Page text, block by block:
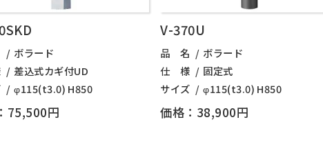
ボラード
差込式カギ付UD
φ115(t3.0) H850
75,500円
V-370U
品 名
ボラード
仕 様
固定式
サイズ
φ115(t3.0) H850
価格：38,900円